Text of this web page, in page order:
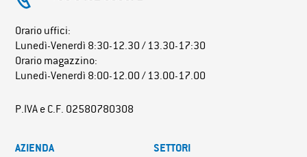
Orario uffici:
Lunedì-Venerdì 8:30-12.30 / 13.30-17:30
Orario magazzino:
Lunedì-Venerdì 8:00-12.00 / 13.00-17.00
P.IVA e C.F. 02580780308
AZIENDA SETTORI